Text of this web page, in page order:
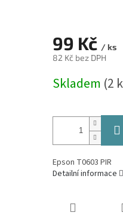
99 Kč / ks
82 Kč bez DPH
cena:
Skladem (2
Epson T0603 PIR
Detailní informace